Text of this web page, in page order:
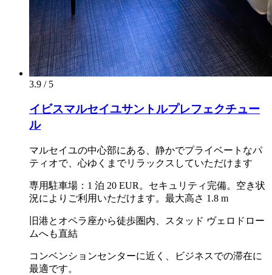
3.9 / 5
イビスマルセイユサントルプレフェクチュー
ル
マルセイユの中心部にある、静かでプライベートなパ
ティオで、心ゆくまでリラックスしていただけます
専用駐車場：1 泊 20 EUR。セキュリティ完備。空き状
況によりご利用いただけます。最大高さ 1.8 m
旧港とオペラ座から徒歩圏内、スタッド ヴェロドロー
ムへも直結
コンベンションセンターに近く、ビジネスでの滞在に
最適です。